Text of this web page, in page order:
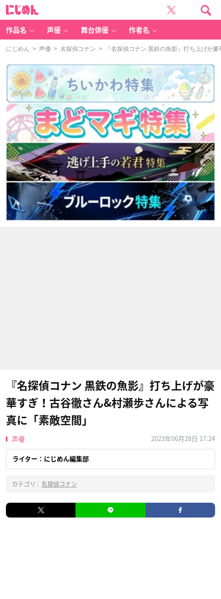
作品名 声優 舞台俳優 作者名
にじめん > 声優 > 名探偵コナン > 『名探偵コナン 黒鉄の魚影』打ち上げが
『名探偵コナン 黒鉄の魚影』打ち上げが豪
華すぎ！古谷徹さん&村瀬歩さんによる写
真に「素敵空間」
声優 2023年06月28日 17:24
ライター：にじめん編集部
カテゴリ : 名探偵コナン